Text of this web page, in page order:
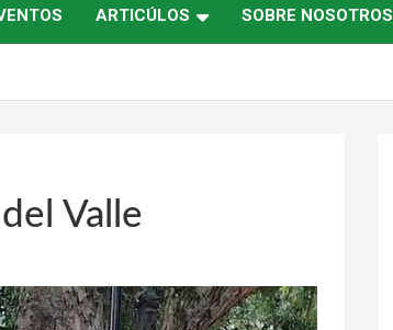
ARTICÚLOS SOBRE NOSOTROS
Valle